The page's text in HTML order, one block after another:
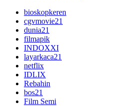
bioskopkeren
cgvmovie21
dunia21
filmapik
INDOXXI
layarkaca21
netflix
IDLIX
Rebahin
bos21
Film Semi